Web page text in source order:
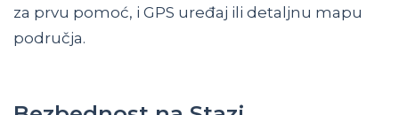
za prvu pomoć, i GPS uređaj ili detaljnu mapu
područja.